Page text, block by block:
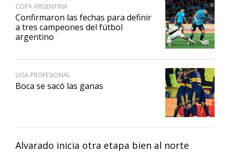
Alvarado inicia otra etapa bien al norte
COPA ARGENTINA
Confirmaron las fechas para definir
a tres campeones del fútbol
argentino
LIGA PROFESIONAL
Boca se sacó las ganas